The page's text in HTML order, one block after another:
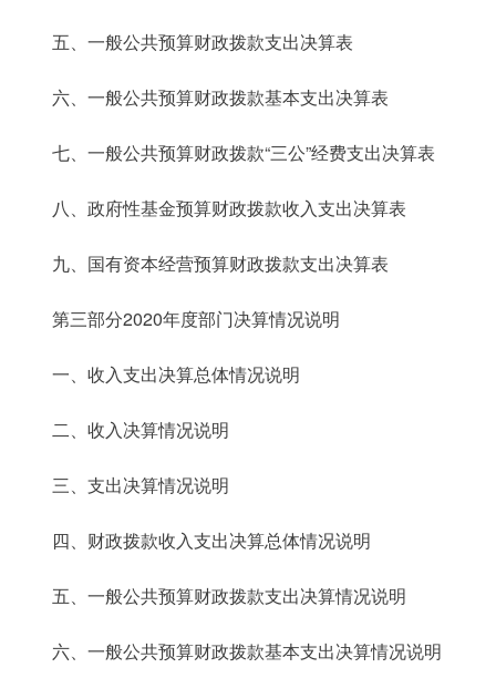
五、一般公共预算财政拨款支出决算表
六、一般公共预算财政拨款基本支出决算表
七、一般公共预算财政拨款“三公”经费支出决算表
八、政府性基金预算财政拨款收入支出决算表
九、国有资本经营预算财政拨款支出决算表
第三部分2020年度部门决算情况说明
一、收入支出决算总体情况说明
二、收入决算情况说明
三、支出决算情况说明
四、财政拨款收入支出决算总体情况说明
五、一般公共预算财政拨款支出决算情况说明
六、一般公共预算财政拨款基本支出决算情况说明